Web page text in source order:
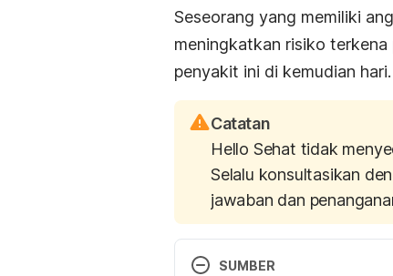
Seseorang yang memiliki
meningkatkan risiko
penyakit ini di kemudian hari.
Catatan
Hello Sehat tidak
Selalu konsultasikan
jawaban dan
SUMBER